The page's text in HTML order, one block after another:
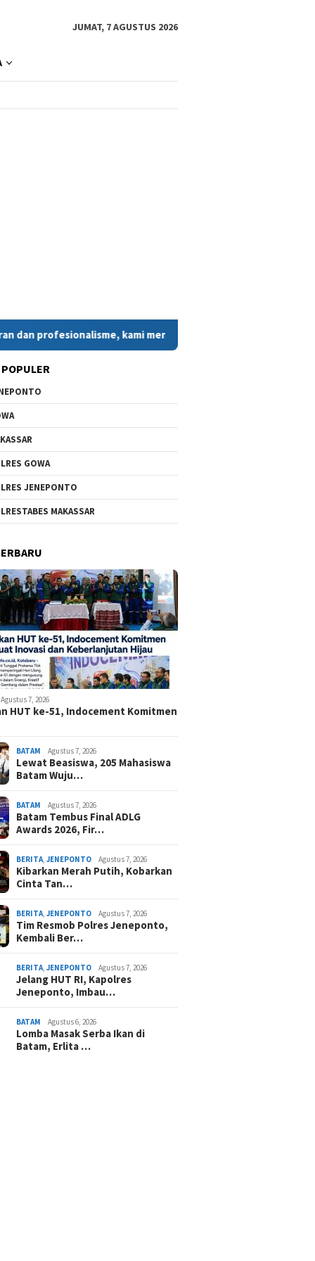
JUMAT, 7 AGUSTUS 2026
kami menghadirkan informasi yang bisa Anda
dan Petani
Antusias Rakit
Irigasi Cerdas
Hama Ramah
Lewat Beasiswa, 205
Mahasiswa Batam Wujudkan
GOWA
JENEPONTO
MAKASSAR
Agustus 7, 2026
HUT ke-51, Indocement Komitmen
BATAM Agustus 7, 2026
Lewat Beasiswa, 205 Mahasiswa
Batam Wuju…
BATAM Agustus 7, 2026
Batam Tembus Final ADLG
Awards 2026, Fir…
BERITA ,JENEPONTO Agustus 7, 2026
Kibarkan Merah Putih, Kobarkan
Cinta Tan…
BERITA ,JENEPONTO Agustus 7, 2026
Tim Resmob Polres Jeneponto,
Kembali Ber…
BERITA ,JENEPONTO Agustus 7, 2026
Jelang HUT RI, Kapolres
Jeneponto, Imbau…
BATAM Agustus 6, 2026
Lomba Masak Serba Ikan di
Batam, Erlita …